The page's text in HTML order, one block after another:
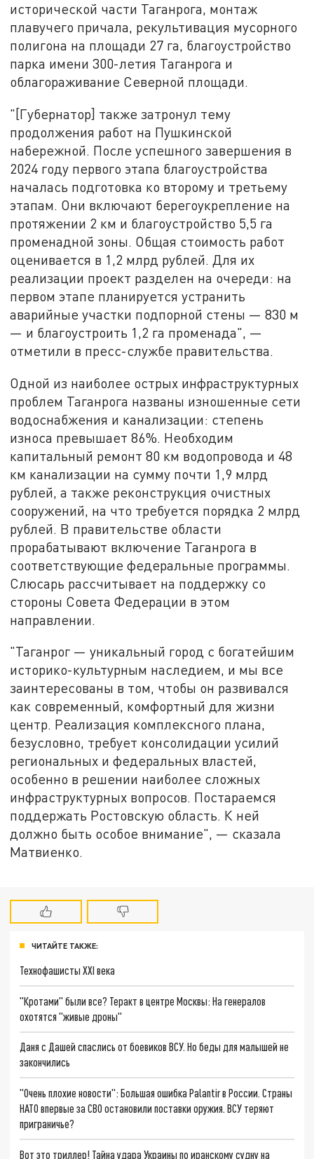
исторической части Таганрога, монтаж
плавучего причала, рекультивация мусорного
полигона на площади 27 га, благоустройство
парка имени 300-летия Таганрога и
облагораживание Северной площади.
"[Губернатор] также затронул тему
продолжения работ на Пушкинской
набережной. После успешного завершения в
2024 году первого этапа благоустройства
началась подготовка ко второму и третьему
этапам. Они включают берегоукрепление на
протяжении 2 км и благоустройство 5,5 га
променадной зоны. Общая стоимость работ
оценивается в 1,2 млрд рублей. Для их
реализации проект разделен на очереди: на
первом этапе планируется устранить
аварийные участки подпорной стены — 830 м
— и благоустроить 1,2 га променада", —
отметили в пресс-службе правительства.
Одной из наиболее острых инфраструктурных
проблем Таганрога названы изношенные сети
водоснабжения и канализации: степень
износа превышает 86%. Необходим
капитальный ремонт 80 км водопровода и 48
км канализации на сумму почти 1,9 млрд
рублей, а также реконструкция очистных
сооружений, на что требуется порядка 2 млрд
рублей. В правительстве области
прорабатывают включение Таганрога в
соответствующие федеральные программы.
Слюсарь рассчитывает на поддержку со
стороны Совета Федерации в этом
направлении.
"Таганрог — уникальный город с богатейшим
историко-культурным наследием, и мы все
заинтересованы в том, чтобы он развивался
как современный, комфортный для жизни
центр. Реализация комплексного плана,
безусловно, требует консолидации усилий
региональных и федеральных властей,
особенно в решении наиболее сложных
инфраструктурных вопросов. Постараемся
поддержать Ростовскую область. К ней
должно быть особое внимание", — сказала
Матвиенко.
ЧИТАЙТЕ ТАКЖЕ:
Технофашисты XXI века
"Кротами" были все? Теракт в центре Москвы: На генералов
охотятся "живые дроны"
Даня с Дашей спаслись от боевиков ВСУ. Но беды для малышей не
закончились
"Очень плохие новости": Большая ошибка Palantir в России. Страны
НАТО впервые за СВО остановили поставки оружия. ВСУ теряют
приграничье?
Вот это триллер! Тайна удара Украины по иранскому судну на